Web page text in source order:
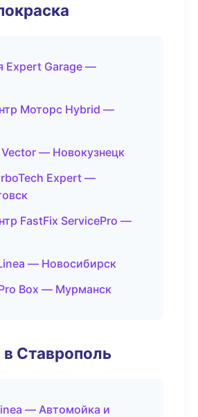
Expert Garage —
Моторс Hybrid —
— Новокузнецк
Expert —
FastFix ServicePro —
— Новосибирск
Box — Мурманск
Ставрополь
— Автомойка и